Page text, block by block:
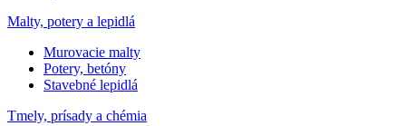
Malty, potery a lepidlá
Murovacie malty
Potery, betóny
Stavebné lepidlá
Tmely, prísady a chémia